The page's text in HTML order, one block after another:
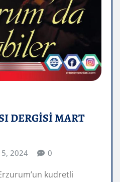
DERGİSİ MART
2024 0
kudretli